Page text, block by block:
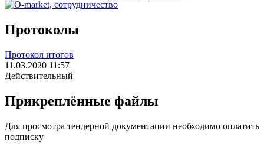
Протоколы
Протокол итогов
11.03.2020 11:57
Действительный
Прикреплённые файлы
Для просмотра тендерной документации необходимо оплатить
подписку